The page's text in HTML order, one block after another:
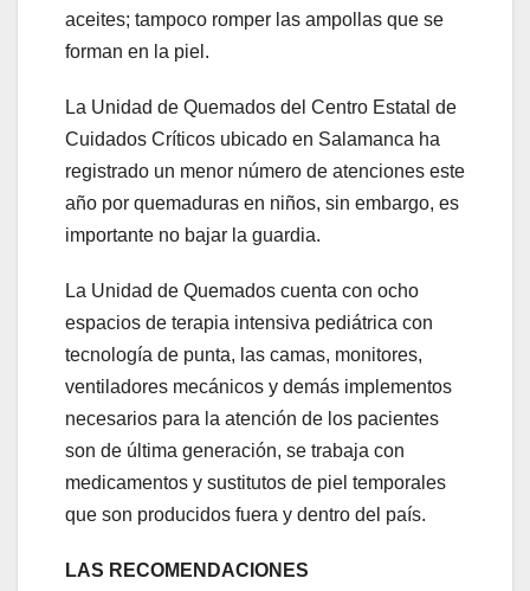
aceites; tampoco romper las ampollas que se
forman en la piel.
La Unidad de Quemados del Centro Estatal de
Cuidados Críticos ubicado en Salamanca ha
registrado un menor número de atenciones este
año por quemaduras en niños, sin embargo, es
importante no bajar la guardia.
La Unidad de Quemados cuenta con ocho
espacios de terapia intensiva pediátrica con
tecnología de punta, las camas, monitores,
ventiladores mecánicos y demás implementos
necesarios para la atención de los pacientes
son de última generación, se trabaja con
medicamentos y sustitutos de piel temporales
que son producidos fuera y dentro del país.
LAS RECOMENDACIONES